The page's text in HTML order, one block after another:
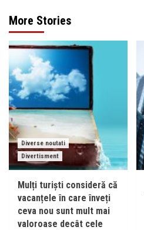
More Stories
Diverse noutati
Divertisment
Mulți turiști consideră că
vacanțele în care înveți
ceva nou sunt mult mai
valoroase decât cele